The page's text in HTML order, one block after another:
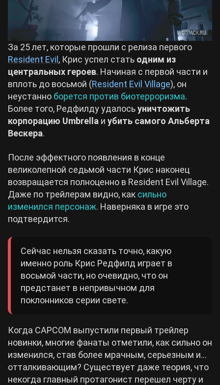
Path of Exile 2
Wuthering Waves
Roblox
Hogwarts Legacy
Билды Path of Exile 2
За 25 лет, которые прошли с релиза первого
Resident Evil , Крис успел стать одним из
центральных героев. Начиная с первой части и
вплоть до восьмой (Resident Evil Village), он
неустанно борется против биотерроризма.
Более того, Редфилду удалосьуничтожить
корпорацию Umbrella и убить самого Альберта
Вескера.
После эффектного появления в конце
великолепной седьмой части Крис наконец
возвращается полноценно в Resident Evil Village.
Даже по трейлерам видно, как сильно
изменился персонаж. Наверняка в игре это
подтвердится.
Сейчас нельзя сказать точно, какую
именно роль Крис Редфилд играет в
восьмой части, но очевидно, что он
предстанет в непривычном для
поклонников серии свете.
Когда CAPCOM выпустили первый трейлер
новинки, многие фанаты отметили, как сильно он
изменился, став более мрачным, серьезным и…
отталкивающим? Существует даже теория, что
некогда главный протагонист перешел черту и